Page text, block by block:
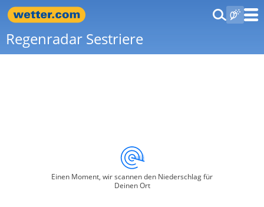
Regenradar Sestriere
Einen Moment, wir scannen den Niederschlag für
Deinen Ort